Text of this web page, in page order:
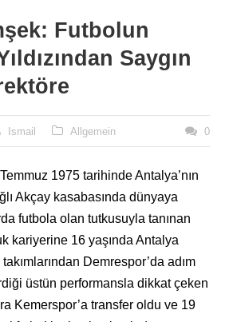
Futbolun
Saygın
Ismail Allgemein 0
1975 tarihinde Antalya’nın
Akçay kasabasında dünyaya
futbola olan tutkusuyla tanınan
kariyerine 16 yaşında Antalya
Demrespor’da adım
üstün performansla dikkat çeken
Kemerspor’a transfer oldu ve 19